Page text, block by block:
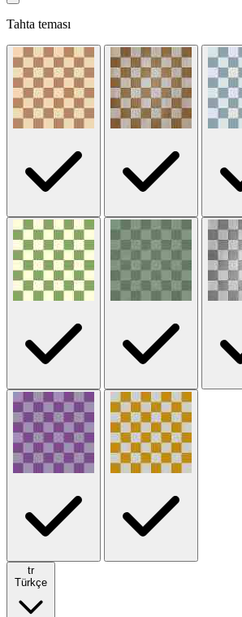
Tahta teması
tr
Türkçe